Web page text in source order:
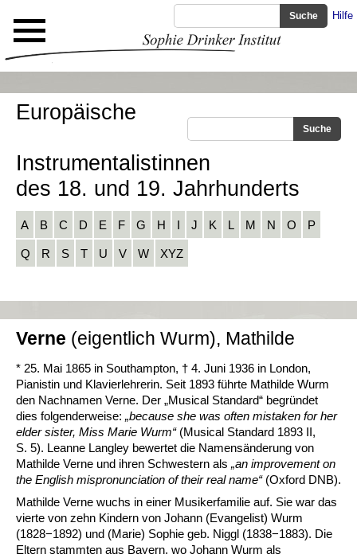
Hilfe
Europäische
Instrumentalistinnen
des 18. und 19. Jahrhunderts
A B C D E F G H I J K L M N O P
Q R S T U V W XYZ
Verne (eigentlich Wurm), Mathilde
* 25. Mai 1865 in Southampton, † 4. Juni 1936 in London,
Pianistin und Klavierlehrerin. Seit 1893 führte Mathilde Wurm
den Nachnamen Verne. Der „Musical Standard“ begründet
dies folgenderweise: „because she was often mistaken for her
elder sister, Miss Marie Wurm“(Musical Standard 1893 II,
S. 5). Leanne Langley bewertet die Namensänderung von
Mathilde Verne und ihren Schwestern als „an improvement on
the English mispronunciation of their real name“(Oxford DNB).
Mathilde Verne wuchs in einer Musikerfamilie auf. Sie war das
vierte von zehn Kindern von Johann (Evangelist) Wurm
(1828−1892) und (Marie) Sophie geb. Niggl (1838−1883). Die
Eltern stammten aus Bayern, wo Johann Wurm als